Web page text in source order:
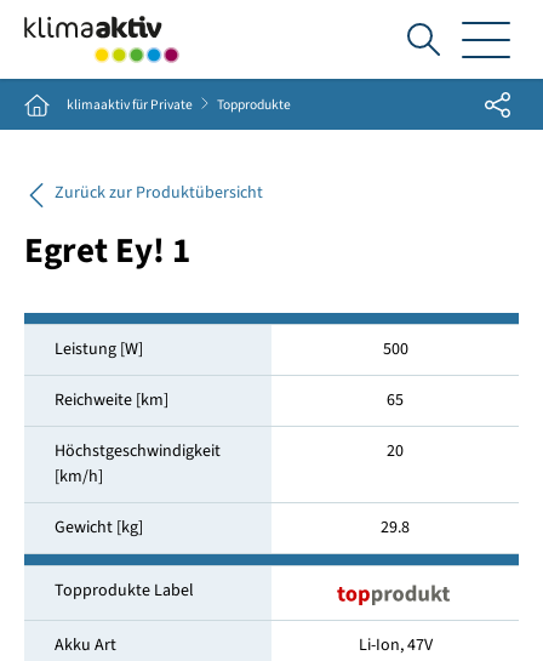
Ich
suche...
Home klimaaktiv für Private Topprodukte Share
Zurück zur Produktübersicht
Egret Ey! 1
Leistung [W] 500
Reichweite [km] 65
Höchstgeschwindigkeit
[km/h]
20
Gewicht [kg] 29.8
Topprodukte Label
Akku Art Li-Ion, 47V